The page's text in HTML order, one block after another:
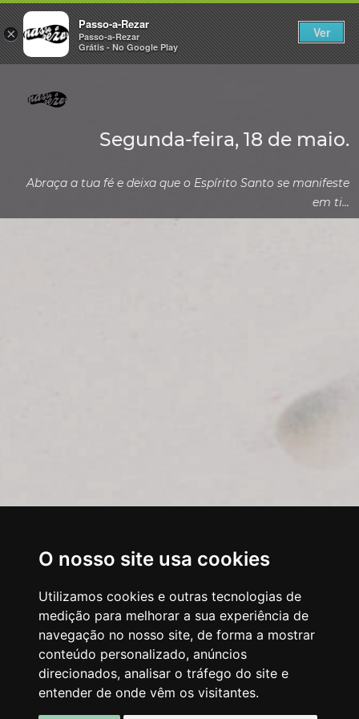
O nosso site usa cookies
Utilizamos cookies e outras tecnologias de
medição para melhorar a sua experiência de
navegação no nosso site, de forma a mostrar
conteúdo personalizado, anúncios
direcionados, analisar o tráfego do site e
entender de onde vêm os visitantes.
×
Passo-a-Rezar
Passo-a-Rezar
Grátis - No Google Play
Ver
Segunda-feira, 18 de maio.
Abraça a tua fé e deixa que o Espírito Santo se manifeste
em ti…